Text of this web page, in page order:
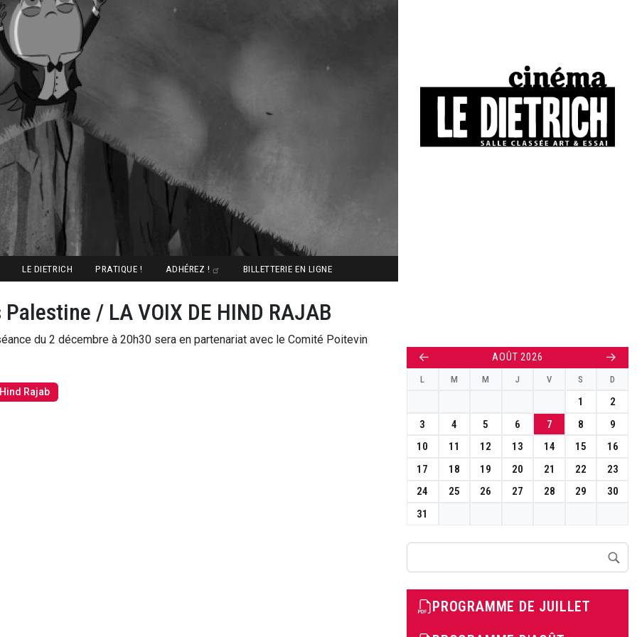
LE DIETRICH PRATIQUE ! ADHÉREZ ! BILLETTERIE EN LIGNE
/ LA VOIX DE HIND RAJAB
du 2 décembre à 20h30 sera en partenariat avec le Comité Poitevin
Rajab
← AOÛT 2026 →
L M M J V S D
1
2
3
4 5 6 7 8
9
10
11 12 13 14 15
16
17
18 19 20 21 22
23
24
25 26 27 28 29
30
31
PROGRAMME DE JUILLET